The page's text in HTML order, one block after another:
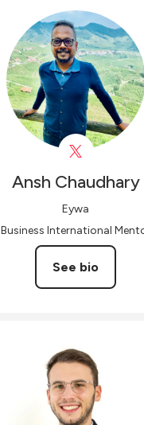
Ansh Chaudhary
Eywa
Business International
See bio